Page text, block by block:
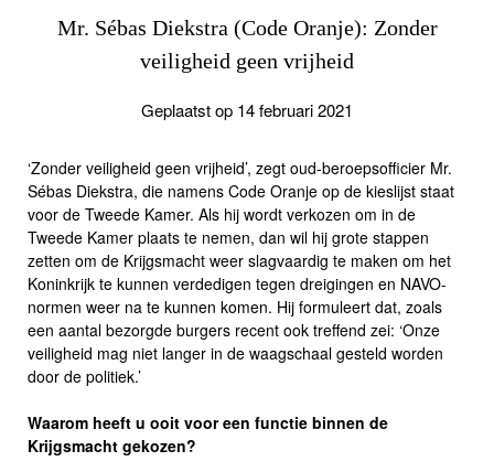
Mr. Sébas Diekstra (Code Oranje): Zonder
veiligheid geen vrijheid
Geplaatst op 14 februari 2021
‘Zonder veiligheid geen vrijheid’, zegt oud-beroepsofficier Mr.
Sébas Diekstra, die namens Code Oranje op de kieslijst staat
voor de Tweede Kamer. Als hij wordt verkozen om in de
Tweede Kamer plaats te nemen, dan wil hij grote stappen
zetten om de Krijgsmacht weer slagvaardig te maken om het
Koninkrijk te kunnen verdedigen tegen dreigingen en NAVO-
normen weer na te kunnen komen. Hij formuleert dat, zoals
een aantal bezorgde burgers recent ook treffend zei: ‘Onze
veiligheid mag niet langer in de waagschaal gesteld worden
door de politiek.’
Waarom heeft u ooit voor een functie binnen de
Krijgsmacht gekozen?